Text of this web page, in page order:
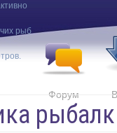
рыб
Форум